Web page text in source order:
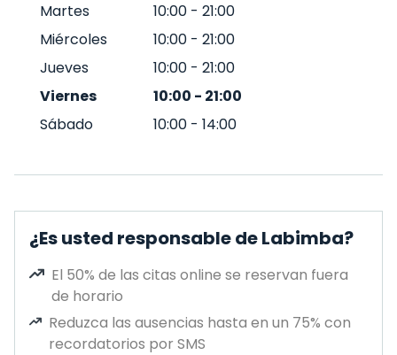
Martes
10:00 - 21:00
Miércoles
10:00 - 21:00
Jueves
10:00 - 21:00
Viernes
10:00 - 21:00
Sábado
10:00 - 14:00
¿Es usted responsable de Labimba?
El 50% de las citas online se reservan fuera
de horario
Reduzca las ausencias hasta en un 75% con
recordatorios por SMS